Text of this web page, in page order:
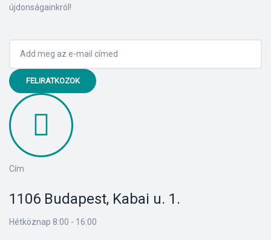
újdonságainkról!
FELIRATKOZOK
Cím
1106 Budapest, Kabai u. 1.
Hétköznap 8:00 - 16:00